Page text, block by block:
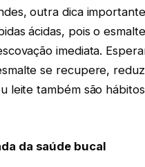
outra dica
ácidas, pois o
imediata.
se recupere,
leite também são
da saúde bucal